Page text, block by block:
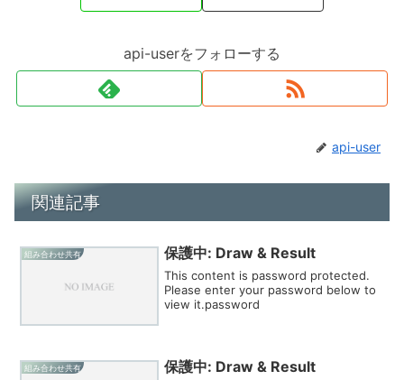
api-userをフォローする
api-user
関連記事
組み合わせ共有 保護中: Draw & Result
This content is password protected.
Please enter your password below to
view it.password
組み合わせ共有 保護中: Draw & Result